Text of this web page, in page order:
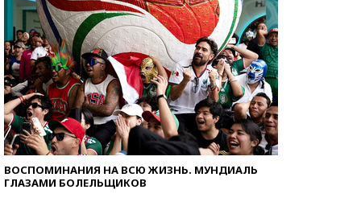
ВОСПОМИНАНИЯ НА ВСЮ ЖИЗНЬ. МУНДИАЛЬ
ГЛАЗАМИ БОЛЕЛЬЩИКОВ